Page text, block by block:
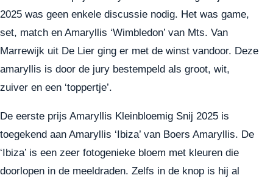
2025 was geen enkele discussie nodig. Het was game,
set, match en Amaryllis ‘Wimbledon’ van Mts. Van
Marrewijk uit De Lier ging er met de winst vandoor. Deze
amaryllis is door de jury bestempeld als groot, wit,
zuiver en een ‘toppertje’.
De eerste prijs Amaryllis Kleinbloemig Snij 2025 is
toegekend aan Amaryllis ‘Ibiza’ van Boers Amaryllis. De
‘Ibiza’ is een zeer fotogenieke bloem met kleuren die
doorlopen in de meeldraden. Zelfs in de knop is hij al